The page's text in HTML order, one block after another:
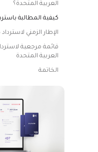
العربية المتحدة؟
كيفية المطالبة
الإطار الزمني
قائمة مرجعية
العربية المتحدة
الخاتمة